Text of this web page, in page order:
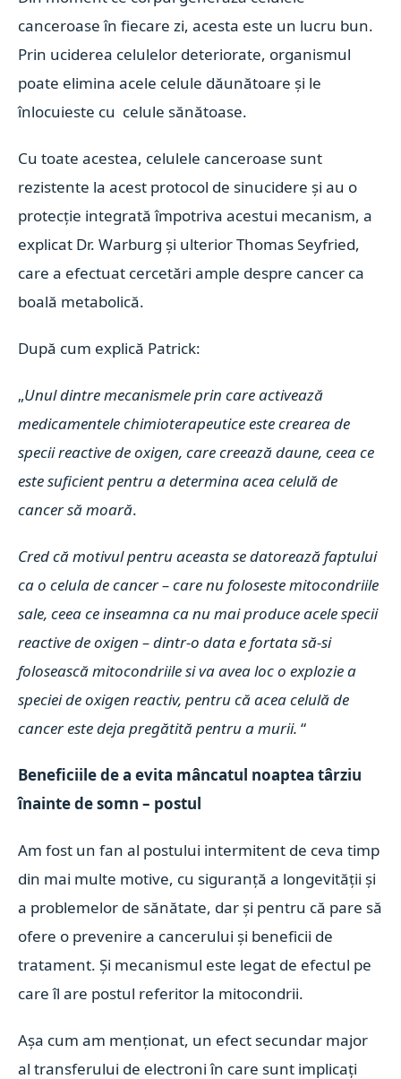
canceroase în fiecare zi, acesta este un lucru bun.
Prin uciderea celulelor deteriorate, organismul
poate elimina acele celule dăunătoare și le
înlocuieste cu celule sănătoase.
Cu toate acestea, celulele canceroase sunt
rezistente la acest protocol de sinucidere și au o
protecție integrată împotriva acestui mecanism, a
explicat Dr. Warburg și ulterior Thomas Seyfried,
care a efectuat cercetări ample despre cancer ca
boală metabolică.
După cum explică Patrick:
„Unul dintre mecanismele prin care activează
medicamentele chimioterapeutice este crearea de
specii reactive de oxigen, care creează daune, ceea ce
este suficient pentru a determina acea celulă de
cancer să moară.
Cred că motivul pentru aceasta se datorează faptului
ca o celula de cancer – care nu foloseste mitocondriile
sale, ceea ce inseamna ca nu mai produce acele specii
reactive de oxigen – dintr-o data e fortata să-si
folosească mitocondriile si va avea loc o explozie a
speciei de oxigen reactiv, pentru că acea celulă de
cancer este deja pregătită pentru a murii. “
Beneficiile de a evita mâncatul noaptea târziu
înainte de somn – postul
Am fost un fan al postului intermitent de ceva timp
din mai multe motive, cu siguranță a longevității și
a problemelor de sănătate, dar și pentru că pare să
ofere o prevenire a cancerului și beneficii de
tratament. Și mecanismul este legat de efectul pe
care îl are postul referitor la mitocondrii.
Așa cum am menționat, un efect secundar major
al transferului de electroni în care sunt implicați